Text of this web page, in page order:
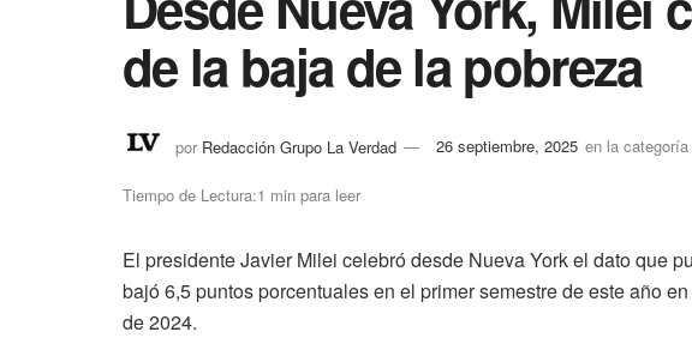
de la baja de la pobreza
por Redacción Grupo La Verdad 26 septiembre, 2025 en la categoría
Tiempo de Lectura:1 min para leer
El presidente Javier Milei celebró desde Nueva York el dato que
bajó 6,5 puntos porcentuales en el primer semestre de este año
de 2024.